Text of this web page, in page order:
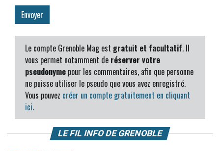
Le compte Grenoble Mag est gratuit et facultatif. Il
vous permet notamment de réserver votre
pseudonyme pour les commentaires, afin que personne
ne puisse utiliser le pseudo que vous avez enregistré.
Vous pouvez créer un compte gratuitement en cliquant
ici.
LE FIL INFO DE GRENOBLE